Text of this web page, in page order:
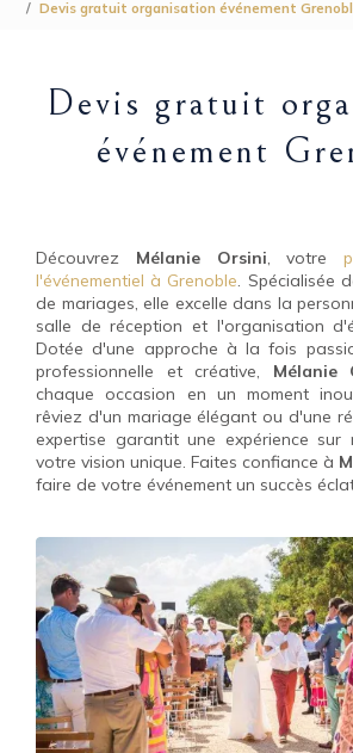
Devis gratuit organisation événement
Devis gratuit
événement
Découvrez Mélanie Orsini, votre
l'événementiel à Grenoble. Spécialisée
de mariages, elle excelle dans la
salle de réception et l'organisation
Dotée d'une approche à la fois
professionnelle et créative, Mélanie
chaque occasion en un moment
rêviez d'un mariage élégant ou d'une
expertise garantit une expérience sur
votre vision unique. Faites confiance à
faire de votre événement un succès